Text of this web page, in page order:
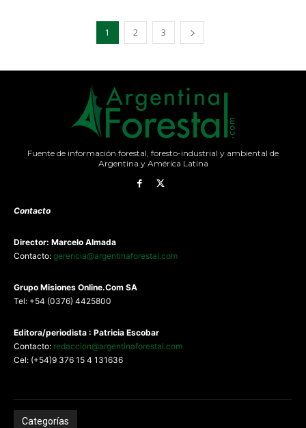
1 2 3
Fuente de información forestal, foresto-industrial y ambiental de
Argentina y América Latina
Contacto
Director: Marcelo Almada
Contacto: gerencia@argentinaforestal.com
Grupo Misiones Online.Com SA
Tel: +54 (0376) 4425800
Editora/periodista : Patricia Escobar
Contacto: redaccion@argentinaforestal.com
Cel: (+54)9 376 15 4 131636
Categorías